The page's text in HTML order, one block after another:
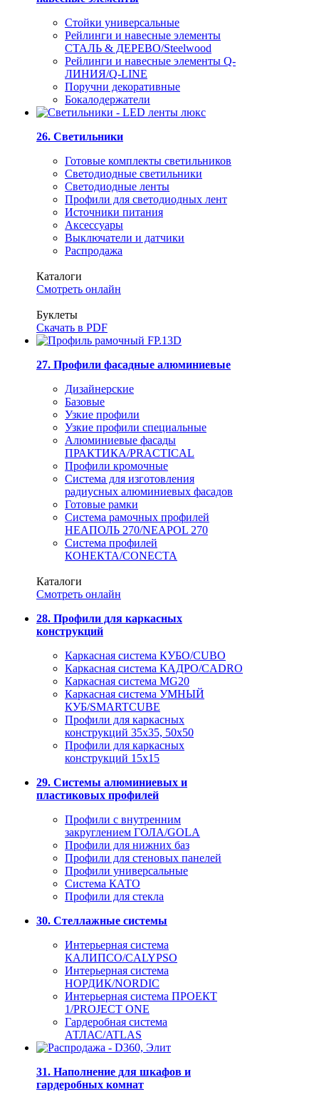
Стойки универсальные
Рейлинги и навесные элементы
СТАЛЬ & ДЕРЕВО/Steelwood
Рейлинги и навесные элементы Q-
ЛИНИЯ/Q-LINE
Поручни декоративные
Бокалодержатели
26. Светильники
Готовые комплекты светильников
Светодиодные светильники
Светодиодные ленты
Профили для светодиодных лент
Источники питания
Аксессуары
Выключатели и датчики
Распродажа
Каталоги
Смотреть онлайн
Буклеты
Скачать в PDF
27. Профили фасадные алюминиевые
Дизайнерские
Базовые
Узкие профили
Узкие профили специальные
Алюминиевые фасады
ПРАКТИКА/PRACTICAL
Профили кромочные
Система для изготовления
радиусных алюминиевых фасадов
Готовые рамки
Система рамочных профилей
НЕАПОЛЬ 270/NEAPOL 270
Система профилей
КОНЕКТА/CONECTA
Каталоги
Смотреть онлайн
28. Профили для каркасных
конструкций
Каркасная система КУБО/CUBO
Каркасная система КАДРО/CADRO
Каркасная система MG20
Каркасная система УМНЫЙ
КУБ/SMARTCUBE
Профили для каркасных
конструкций 35x35, 50x50
Профили для каркасных
конструкций 15х15
29. Системы алюминиевых и
пластиковых профилей
Профили с внутренним
закруглением ГОЛА/GOLA
Профили для нижних баз
Профили для стеновых панелей
Профили универсальные
Система КАТО
Профили для стекла
30. Стеллажные системы
Интерьерная система
КАЛИПСО/CALYPSO
Интерьерная система
НОРДИК/NORDIC
Интерьерная система ПРОЕКТ
1/PROJECT ONE
Гардеробная система
АТЛАС/ATLAS
31. Наполнение для шкафов и
гардеробных комнат